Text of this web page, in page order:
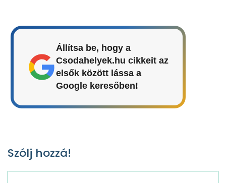
Állítsa be, hogy a
Csodahelyek.hu cikkeit az
elsők között lássa a
Google keresőben!
Szólj hozzá!